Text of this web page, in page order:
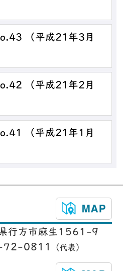
（平成21年3月
（平成21年2月
（平成21年1月
行方市麻生1561-9
72-0811
（代表）